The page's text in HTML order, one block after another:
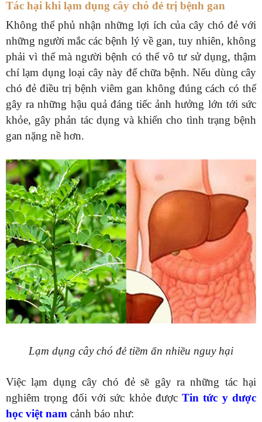
Tác hại khi lạm dụng cây chó đẻ trị bệnh gan
Không thể phủ nhận những lợi ích của cây chó đẻ với
những người mắc các bệnh lý về gan, tuy nhiên, không
phải vì thế mà người bệnh có thể vô tư sử dụng, thậm
chí lạm dụng loại cây này để chữa bệnh. Nếu dùng cây
chó đẻ điều trị bệnh viêm gan không đúng cách có thể
gây ra những hậu quả đáng tiếc ảnh hưởng lớn tới sức
khỏe, gây phản tác dụng và khiến cho tình trạng bệnh
gan nặng nề hơn.
Lạm dụng cây chó đẻ tiềm ẩn nhiều nguy hại
Việc lạm dụng cây chó đẻ sẽ gây ra những tác hại
nghiêm trọng đối với sức khỏe đượcTin tức y dược
học việt nam cảnh báo như: